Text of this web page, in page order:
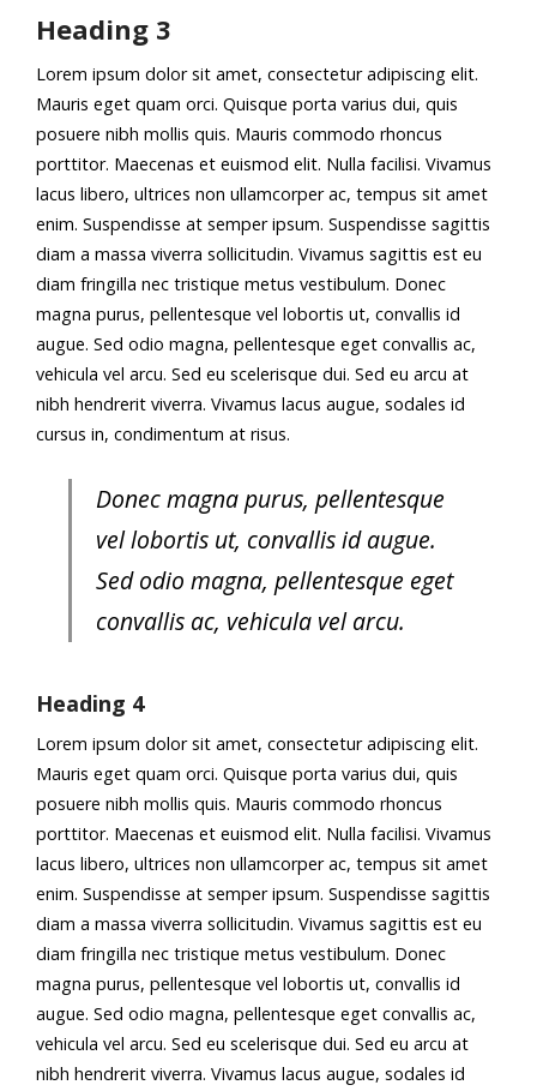
Heading 3
Lorem ipsum dolor sit amet, consectetur adipiscing elit.
Mauris eget quam orci. Quisque porta varius dui, quis
posuere nibh mollis quis. Mauris commodo rhoncus
porttitor. Maecenas et euismod elit. Nulla facilisi. Vivamus
lacus libero, ultrices non ullamcorper ac, tempus sit amet
enim. Suspendisse at semper ipsum. Suspendisse sagittis
diam a massa viverra sollicitudin. Vivamus sagittis est eu
diam fringilla nec tristique metus vestibulum. Donec
magna purus, pellentesque vel lobortis ut, convallis id
augue. Sed odio magna, pellentesque eget convallis ac,
vehicula vel arcu. Sed eu scelerisque dui. Sed eu arcu at
nibh hendrerit viverra. Vivamus lacus augue, sodales id
cursus in, condimentum at risus.
Donec magna purus, pellentesque
vel lobortis ut, convallis id augue.
Sed odio magna, pellentesque eget
convallis ac, vehicula vel arcu.
Heading 4
Lorem ipsum dolor sit amet, consectetur adipiscing elit.
Mauris eget quam orci. Quisque porta varius dui, quis
posuere nibh mollis quis. Mauris commodo rhoncus
porttitor. Maecenas et euismod elit. Nulla facilisi. Vivamus
lacus libero, ultrices non ullamcorper ac, tempus sit amet
enim. Suspendisse at semper ipsum. Suspendisse sagittis
diam a massa viverra sollicitudin. Vivamus sagittis est eu
diam fringilla nec tristique metus vestibulum. Donec
magna purus, pellentesque vel lobortis ut, convallis id
augue. Sed odio magna, pellentesque eget convallis ac,
vehicula vel arcu. Sed eu scelerisque dui. Sed eu arcu at
nibh hendrerit viverra. Vivamus lacus augue, sodales id